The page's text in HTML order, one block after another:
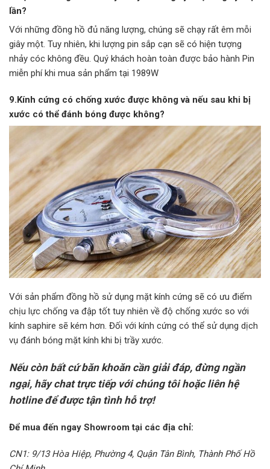
lần?
Với những đồng hồ đủ năng lượng, chúng sẽ chạy rất êm mỗi
giây một. Tuy nhiên, khi lượng pin sắp cạn sẽ có hiện tượng
nhảy cóc không đều. Quý khách hoàn toàn được bảo hành Pin
miễn phí khi mua sản phẩm tại 1989W
9.Kính cứng có chống xước được không và nếu sau khi bị
xước có thể đánh bóng được không?
Với sản phẩm đồng hồ sử dụng mặt kính cứng sẽ có ưu điểm
chịu lực chống va đập tốt tuy nhiên về độ chống xước so với
kính saphire sẽ kém hơn. Đối với kính cứng có thể sử dụng dịch
vụ đánh bóng mặt kính khi bị trầy xước.
Nếu còn bất cứ băn khoăn cần giải đáp, đừng ngần
ngại, hãy chat trực tiếp với chúng tôi hoặc liên hệ
hotline để được tận tình hỗ trợ!
Để mua đến ngay Showroom tại các địa chỉ:
CN1: 9/13 Hòa Hiệp, Phường 4, Quận Tân Bình, Thành Phố Hồ